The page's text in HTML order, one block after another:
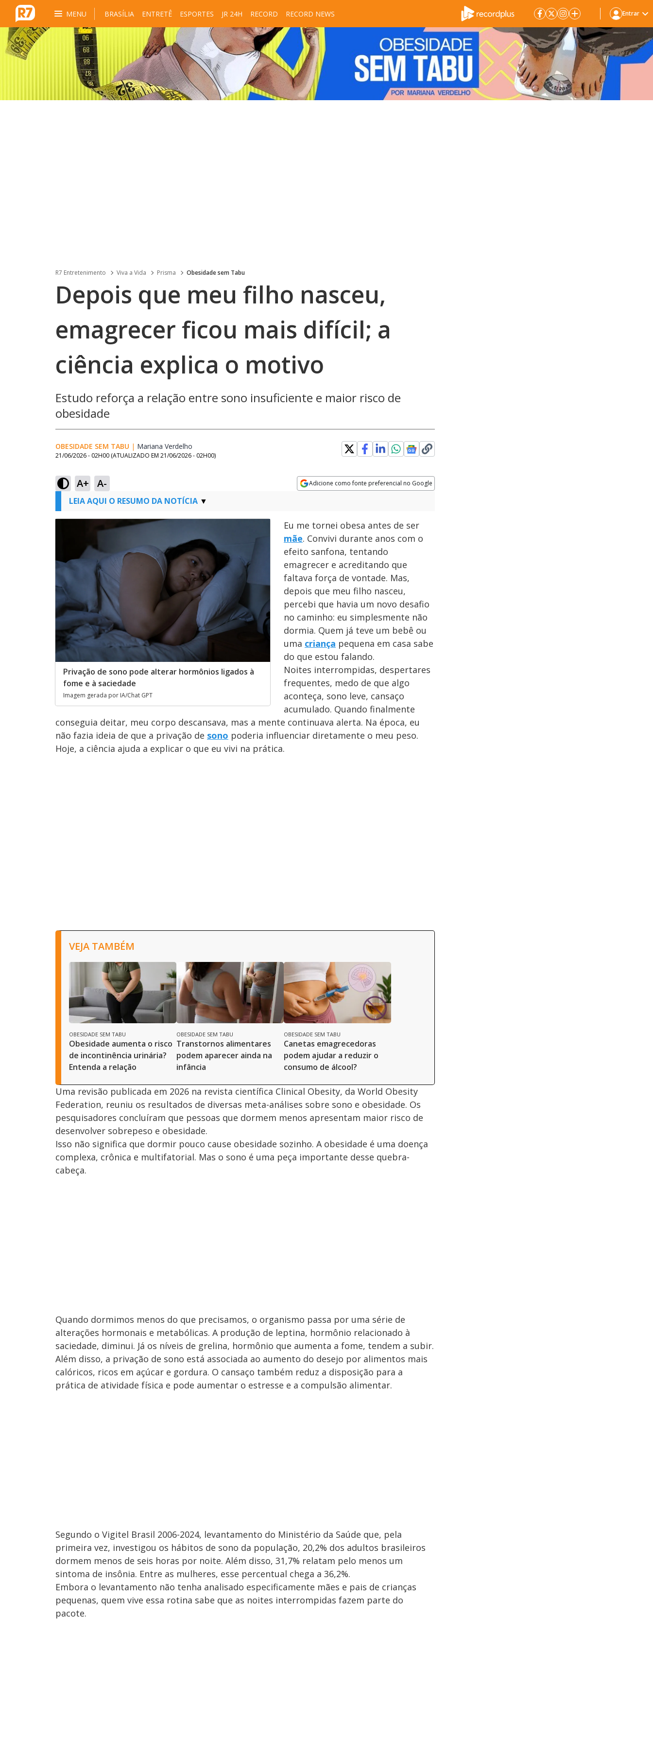
MENU BRASÍLIA ENTRETÊ ESPORTES JR 24H RECORD RECORD NEWS Entrar
R7 Entretenimento Viva a Vida Prisma Obesidade sem Tabu
Depois que meu filho nasceu,
emagrecer ficou mais difícil; a
ciência explica o motivo
Estudo reforça a relação entre sono insuficiente e maior risco de
obesidade
OBESIDADE SEM TABU | Mariana Verdelho
21/06/2026 - 02H00 (ATUALIZADO EM 21/06/2026 - 02H00)
A+ A- Adicione como fonte preferencial no Google
LEIA AQUI O RESUMO DA NOTÍCIA
Privação de sono pode alterar hormônios ligados à
fome e à saciedade
Imagem gerada por IA/Chat GPT
Eu me tornei obesa antes de ser
mãe. Convivi durante anos com o
efeito sanfona, tentando
emagrecer e acreditando que
faltava força de vontade. Mas,
depois que meu filho nasceu,
percebi que havia um novo desafio
no caminho: eu simplesmente não
dormia. Quem já teve um bebê ou
uma criança pequena em casa sabe
do que estou falando.
Noites interrompidas, despertares
frequentes, medo de que algo
aconteça, sono leve, cansaço
acumulado. Quando finalmente
conseguia deitar, meu corpo descansava, mas a mente continuava alerta. Na época, eu
não fazia ideia de que a privação de sono poderia influenciar diretamente o meu peso.
Hoje, a ciência ajuda a explicar o que eu vivi na prática.
VEJA TAMBÉM
OBESIDADE SEM TABU
Obesidade aumenta o risco
de incontinência urinária?
Entenda a relação
OBESIDADE SEM TABU
Transtornos alimentares
podem aparecer ainda na
infância
OBESIDADE SEM TABU
Canetas emagrecedoras
podem ajudar a reduzir o
consumo de álcool?
Uma revisão publicada em 2026 na revista científica Clinical Obesity, da World Obesity
Federation, reuniu os resultados de diversas meta-análises sobre sono e obesidade. Os
pesquisadores concluíram que pessoas que dormem menos apresentam maior risco de
desenvolver sobrepeso e obesidade.
Isso não significa que dormir pouco cause obesidade sozinho. A obesidade é uma doença
complexa, crônica e multifatorial. Mas o sono é uma peça importante desse quebra-
cabeça.
Quando dormimos menos do que precisamos, o organismo passa por uma série de
alterações hormonais e metabólicas. A produção de leptina, hormônio relacionado à
saciedade, diminui. Já os níveis de grelina, hormônio que aumenta a fome, tendem a subir.
Além disso, a privação de sono está associada ao aumento do desejo por alimentos mais
calóricos, ricos em açúcar e gordura. O cansaço também reduz a disposição para a
prática de atividade física e pode aumentar o estresse e a compulsão alimentar.
Segundo o Vigitel Brasil 2006-2024, levantamento do Ministério da Saúde que, pela
primeira vez, investigou os hábitos de sono da população, 20,2% dos adultos brasileiros
dormem menos de seis horas por noite. Além disso, 31,7% relatam pelo menos um
sintoma de insônia. Entre as mulheres, esse percentual chega a 36,2%.
Embora o levantamento não tenha analisado especificamente mães e pais de crianças
pequenas, quem vive essa rotina sabe que as noites interrompidas fazem parte do
pacote.